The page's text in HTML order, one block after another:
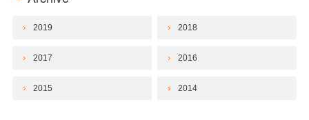
2019 2018
2017 2016
2015 2014